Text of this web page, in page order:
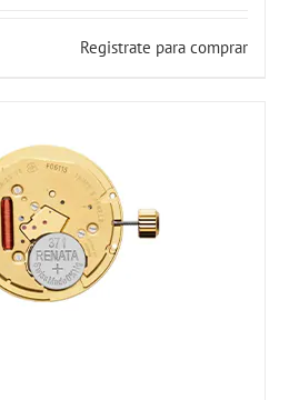
Registrate para comprar